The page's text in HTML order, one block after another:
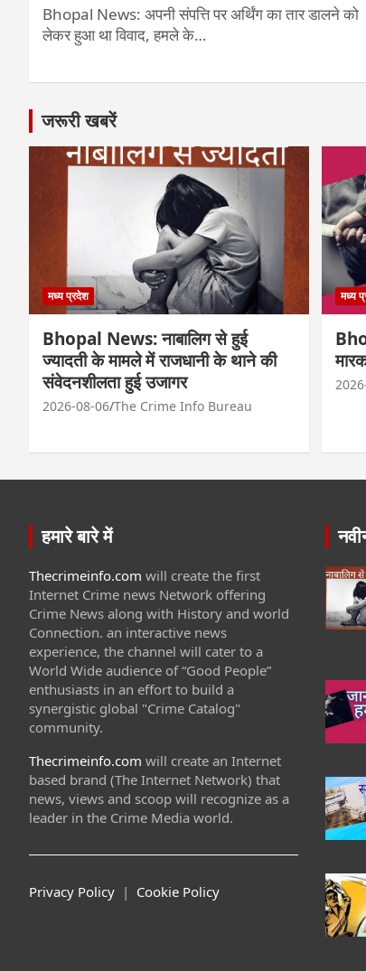
Bhopal News: अपनी संपत्ति पर अर्थिंग का तार डालने को
लेकर हुआ था विवाद, हमले के…
जरूरी खबरें
मध्य प्रदेश
Bhopal News: नाबालिग से हुई
ज्यादती के मामले में राजधानी के थाने की
संवेदनशीलता हुई उजागर
2026-08-06 The Crime Info Bureau
मध्य
हमारे बारे में
Thecrimeinfo.com will create the first
Internet Crime news Network offering
Crime News along with History and world
Connection. an interactive news
experience, the channel will cater to a
World Wide audience of “Good People”
enthusiasts in an effort to build a
synergistic global "Crime Catalog"
community.
Thecrimeinfo.com will create an Internet
based brand (The Internet Network) that
news, views and scoop will recognize as a
leader in the Crime Media world.
Privacy Policy | Cookie Policy